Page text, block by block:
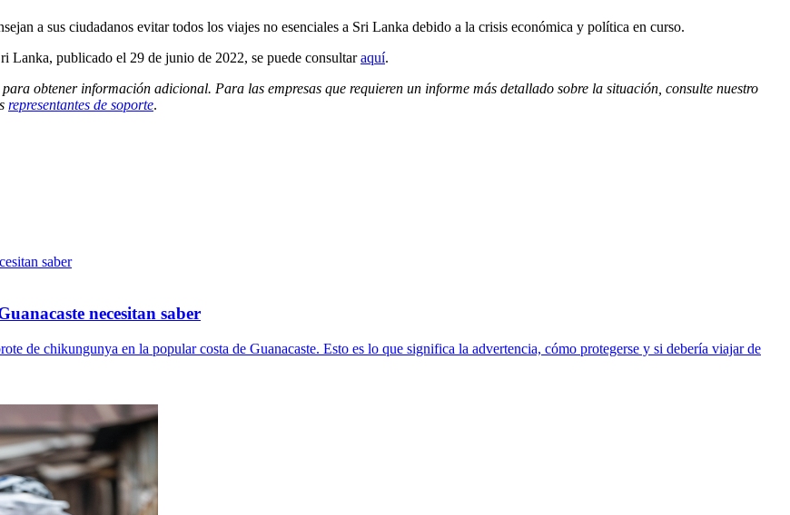
a sus ciudadanos evitar todos los viajes no esenciales a Sri Lanka debido a la crisis económica y política en curso.
Lanka, publicado el 29 de junio de 2022, se puede consultaraquí.
obtener información adicional. Para las empresas que requieren un informe más detallado sobre la situación, consulte nuestro
representantes de soporte.
necesitan saber
de chikungunya en la popular costa de Guanacaste. Esto es lo que significa la advertencia, cómo protegerse y si debería viajar de